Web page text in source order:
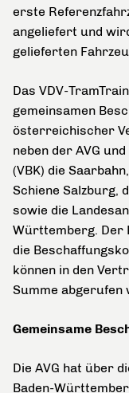
erste
angeliefert und
gelieferten
Das VDV-
gemeinsamen
österreichischer
neben der AVG
(VBK) die
Schiene Salzburg,
sowie die
Württemberg.
die
können in den
Summe abgerufen
Gemeinsame
Die AVG hat über
Baden-